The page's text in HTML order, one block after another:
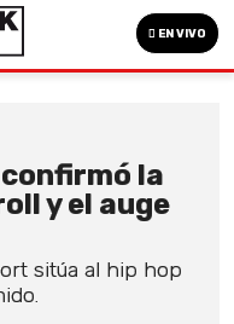
EN VIVO
la
y el auge
sitúa al hip hop